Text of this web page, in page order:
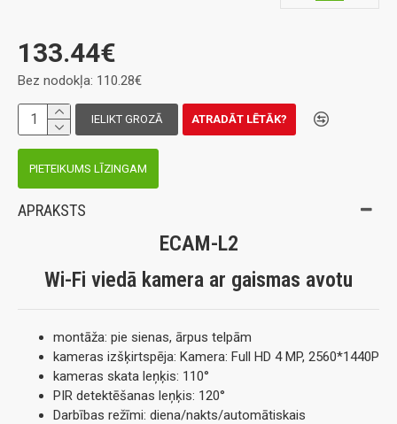
133.44€
Bez nodokļa: 110.28€
IELIKT GROZĀ ATRADĀT LĒTĀK?
PIETEIKUMS LĪZINGAM
APRAKSTS
ECAM-L2
Wi-Fi viedā kamera ar gaismas avotu
montāža: pie sienas, ārpus telpām
kameras izšķirtspēja: Kamera: Full HD 4 MP, 2560*1440P
kameras skata leņķis: 110°
PIR detektēšanas leņķis: 120°
Darbības režīmi: diena/nakts/automātiskais